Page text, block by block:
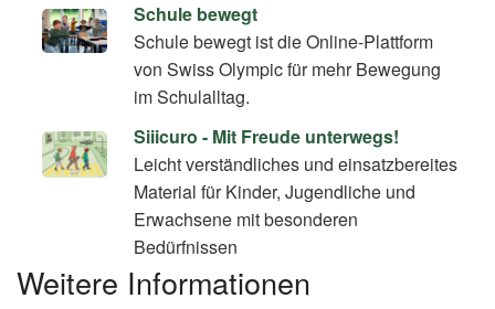
Schule bewegt
Schule bewegt ist die Online-Plattform
von Swiss Olympic für mehr Bewegung
im Schulalltag.
Siiicuro - Mit Freude unterwegs!
Leicht verständliches und einsatzbereites
Material für Kinder, Jugendliche und
Erwachsene mit besonderen
Bedürfnissen
Weitere Informationen